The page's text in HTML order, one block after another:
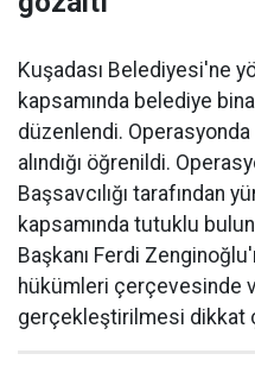
Kuşadası Belediyesi'ne
kapsamında belediye
düzenlendi. Operasyonda
alındığı öğrenildi.
Başsavcılığı tarafından
kapsamında tutuklu
Başkanı Ferdi
hükümleri çerçevesinde
gerçekleştirilmesi dikkat